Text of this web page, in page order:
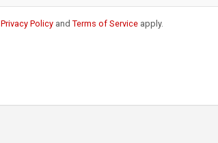
Privacy Policy and Terms of Service apply.